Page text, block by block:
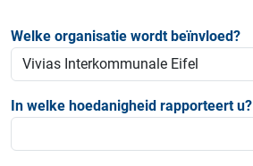
Welke organisatie wordt beïnvloed?
In welke hoedanigheid rapporteert u?